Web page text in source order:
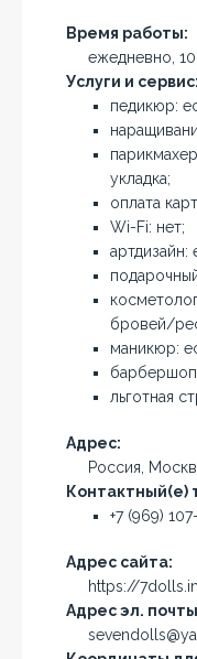
Время работы:
ежедневно,
Услуги и сервис:
педикюр:
укладка;
оплата
Wi-Fi: нет;
артдизайн:
бровей/
маникюр:
льготная
Адрес:
Россия,
Контактный(е)
+7 (969)
Адрес сайта:
https://
Адрес эл.